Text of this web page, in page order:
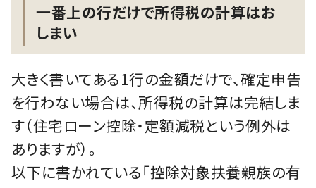
一番上の行だけで所得税の計算はお
しまい
大きく書いてある1行の金額だけで、確定申告
を行わない場合は、所得税の計算は完結しま
す（住宅ローン控除・定額減税という例外は
ありますが）。
以下に書かれている「控除対象扶養親族の有